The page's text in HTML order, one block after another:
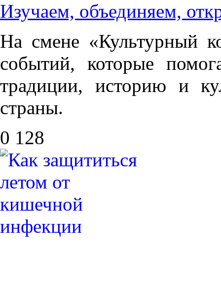
Изучаем, объединяем,
На смене «Культурный
событий, которые
традиции, историю и
страны.
0 128